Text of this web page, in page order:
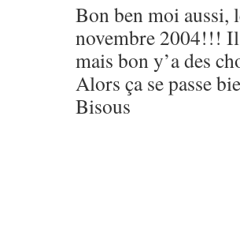
Bon ben moi aussi,
novembre 2004!!!
mais bon y’a des
Alors ça se passe
Bisous